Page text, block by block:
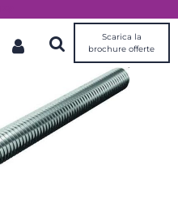
Scarica la
brochure offerte